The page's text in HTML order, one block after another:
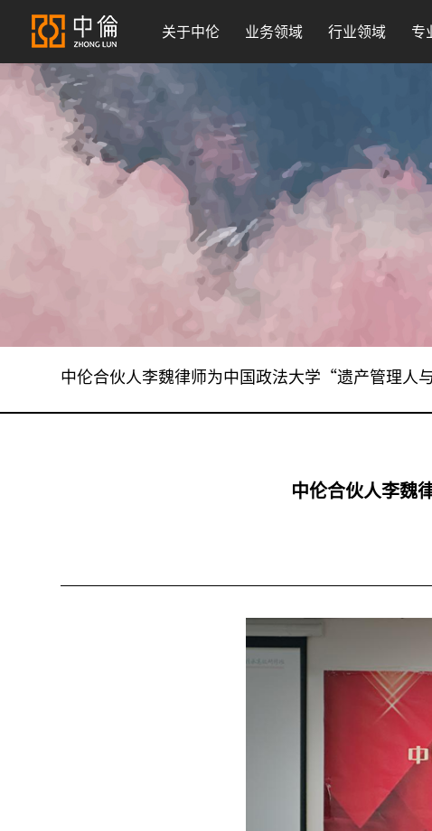
关于中伦 业务领域 行业领域 专
中伦合伙人李魏律师为中国政法大学“遗产管理人
中伦合伙人李魏